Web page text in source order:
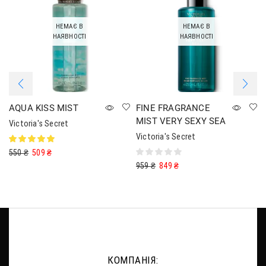
НЕМАЄ В
НАЯВНОСТІ
AQUA KISS MIST
Victoria's Secret
550₴ 509₴
НЕМАЄ В
НАЯВНОСТІ
FINE FRAGRANCE
MIST VERY SEXY SEA
Victoria's Secret
959₴ 849₴
КОМПАНІЯ: